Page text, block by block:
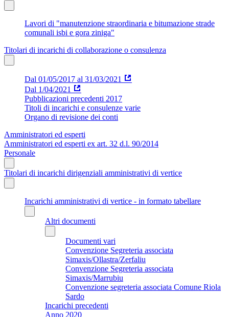
Lavori di "manutenzione straordinaria e bitumazione strade
comunali isbi e gora ziniga"
Titolari di incarichi di collaborazione o consulenza
Dal 01/05/2017 al 31/03/2021
Dal 1/04/2021
Pubblicazioni precedenti 2017
Titoli di incarichi e consulenze varie
Organo di revisione dei conti
Amministratori ed esperti
Amministratori ed esperti ex art. 32 d.l. 90/2014
Personale
Titolari di incarichi dirigenziali amministrativi di vertice
Incarichi amministrativi di vertice - in formato tabellare
Altri documenti
Documenti vari
Convenzione Segreteria associata
Simaxis/Ollastra/Zerfaliu
Convenzione Segreteria associata
Simaxis/Marrubiu
Convenzione segreteria associata Comune Riola
Sardo
Incarichi precedenti
Anno 2020